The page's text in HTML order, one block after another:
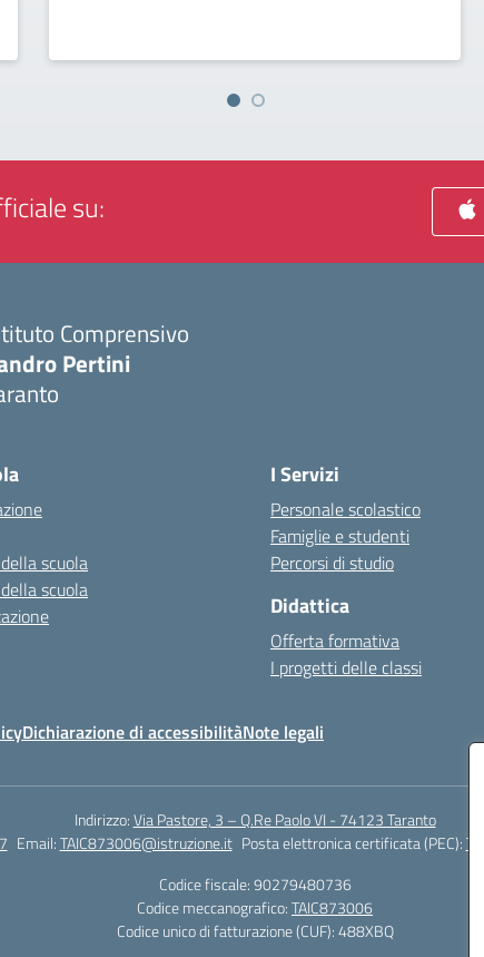
su:
Comprensivo
Pertini
scuola
scuola
I Servizi
Personale scolastico
Famiglie e studenti
Percorsi di studio
Didattica
Offerta formativa
I progetti delle classi
Dichiarazione di accessibilitàNote legali
Indirizzo:Via Pastore, 3 – Q.Re Paolo VI - 74123 Taranto
Email:TAIC873006@istruzione.it Posta elettronica certificata (PEC):
Codice fiscale: 90279480736
Codice meccanografico:TAIC873006
Codice unico di fatturazione (CUF): 488XBQ